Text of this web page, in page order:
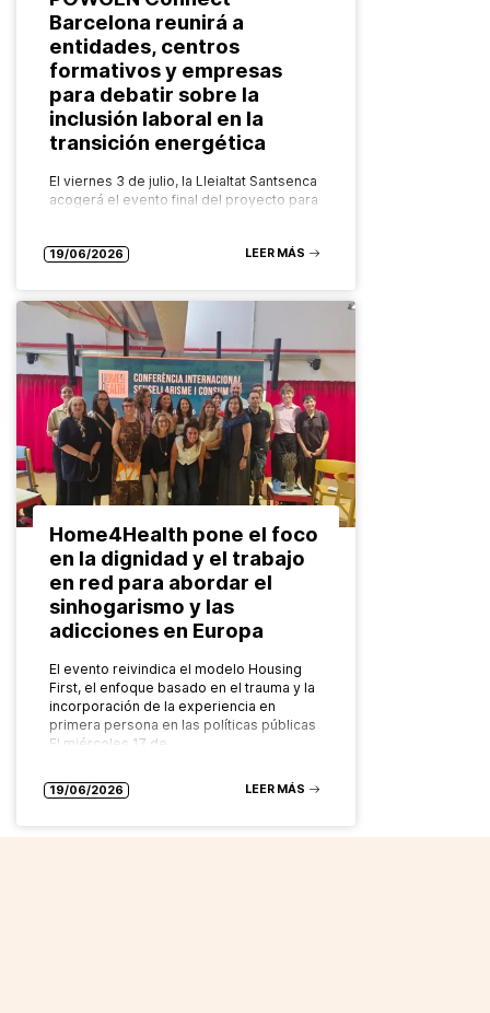
Barcelona reunirá a
entidades, centros
formativos y empresas
para debatir sobre la
inclusión laboral en la
transición energética
El viernes 3 de julio, la Lleialtat Santsenca
acogerá el evento final del proyecto para
próximo viernes 3…
19/06/2026 LEER MÁS
Home4Health pone el foco
en la dignidad y el trabajo
en red para abordar el
sinhogarismo y las
adicciones en Europa
El evento reivindica el modelo Housing
First, el enfoque basado en el trauma y la
incorporación de la experiencia en
primera persona en las políticas públicas
El miércoles 17 de…
19/06/2026 LEER MÁS